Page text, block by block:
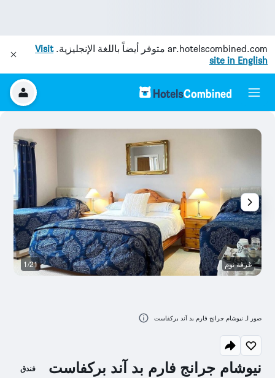
ar.hotelscombined.com متوفر أيضاً باللغة الإنجليزية.Visit
site in English
نيوشام جرانج فارم بد آند بركفاست فندق
غرفة نوم 1/21
صور لـ نيوشام جرانج فارم بد آند بركفاست